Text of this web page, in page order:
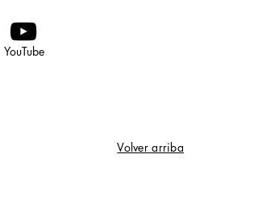
YouTube
Volver arriba